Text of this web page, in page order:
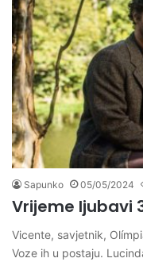
Sapunko 05/05/2024
Vrijeme ljubavi
Vicente, savjetnik,
Voze ih u postaju.